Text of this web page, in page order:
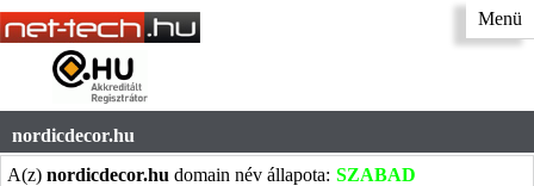
Menü
nordicdecor.hu
A(z) nordicdecor.hu domain név állapota: SZABAD